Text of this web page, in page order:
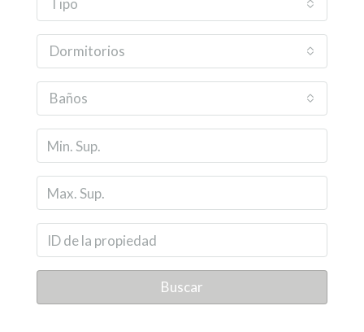
Tipo
Dormitorios
Baños
Buscar